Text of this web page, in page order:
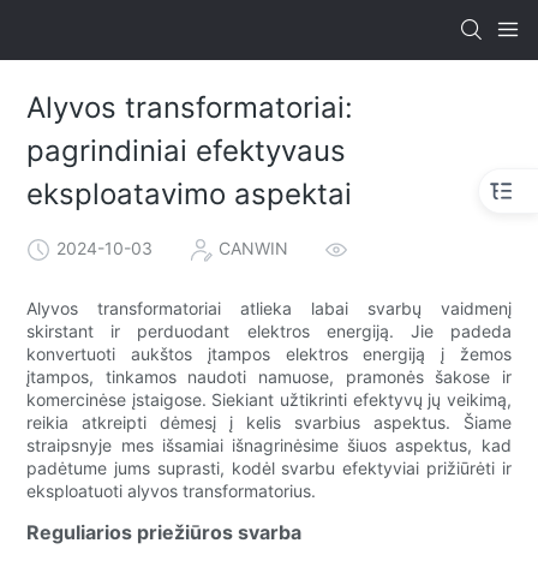
Alyvos transformatoriai:
pagrindiniai efektyvaus
eksploatavimo aspektai
2024-10-03 CANWIN
Alyvos transformatoriai atlieka labai svarbų vaidmenį
skirstant ir perduodant elektros energiją. Jie padeda
konvertuoti aukštos įtampos elektros energiją į žemos
įtampos, tinkamos naudoti namuose, pramonės šakose ir
komercinėse įstaigose. Siekiant užtikrinti efektyvų jų veikimą,
reikia atkreipti dėmesį į kelis svarbius aspektus. Šiame
straipsnyje mes išsamiai išnagrinėsime šiuos aspektus, kad
padėtume jums suprasti, kodėl svarbu efektyviai prižiūrėti ir
eksploatuoti alyvos transformatorius.
Reguliarios priežiūros svarba